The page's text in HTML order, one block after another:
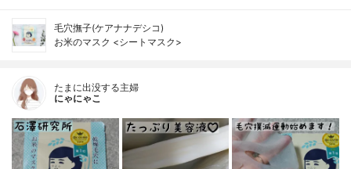
毛穴撫子(ケアナナデシコ)
お米のマスク <シートマスク>
たまに出没する主婦
にゃにゃこ